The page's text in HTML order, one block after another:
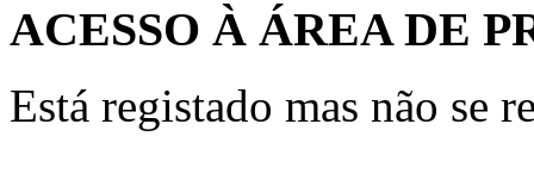
ACESSO À ÁREA DE
Está registado mas não se